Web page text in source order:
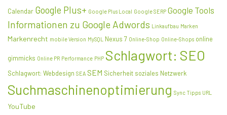
Calendar Google Plus+ Google Plus Local Google SERP Google Tools
Informationen zu Google Adwords Linkaufbau Marken
Markenrecht mobile Version MySQL Nexus 7 Online-Shop Online-Shops online
gimmicks Online PR Performance PHP Schlagwort: SEO
Schlagwort: Webdesign SEA SEM Sicherheit soziales Netzwerk
Suchmaschinenoptimierung Sync Tipps URL
YouTube